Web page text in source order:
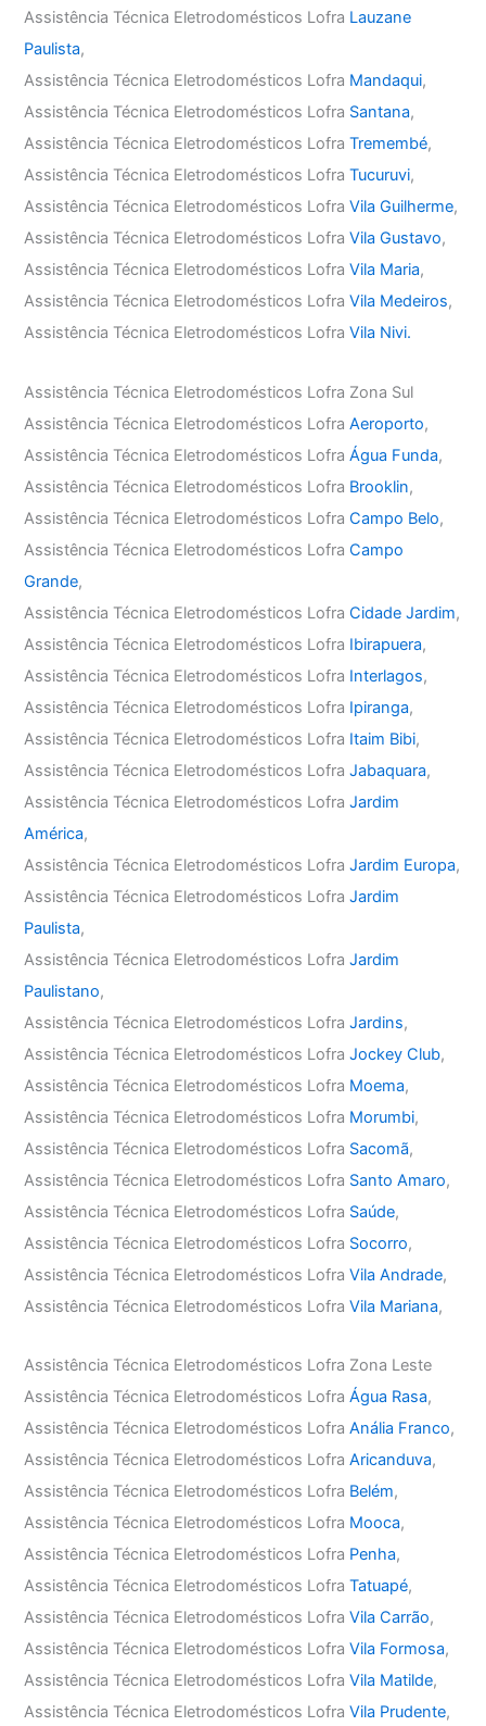
Assistência Técnica Eletrodomésticos Lofra Lauzane
Paulista,
Assistência Técnica Eletrodomésticos Lofra Mandaqui,
Assistência Técnica Eletrodomésticos Lofra Santana,
Assistência Técnica Eletrodomésticos LofraTremembé,
Assistência Técnica Eletrodomésticos LofraTucuruvi,
Assistência Técnica Eletrodomésticos LofraVila Guilherme,
Assistência Técnica Eletrodomésticos LofraVila Gustavo,
Assistência Técnica Eletrodomésticos LofraVila Maria,
Assistência Técnica Eletrodomésticos LofraVila Medeiros,
Assistência Técnica Eletrodomésticos LofraVila Nivi.
Assistência Técnica Eletrodomésticos Lofra Zona Sul
Assistência Técnica Eletrodomésticos LofraAeroporto,
Assistência Técnica Eletrodomésticos LofraÁgua Funda,
Assistência Técnica Eletrodomésticos Lofra Brooklin,
Assistência Técnica Eletrodomésticos LofraCampo Belo,
Assistência Técnica Eletrodomésticos LofraCampo
Grande,
Assistência Técnica Eletrodomésticos LofraCidade Jardim,
Assistência Técnica Eletrodomésticos Lofra Ibirapuera,
Assistência Técnica Eletrodomésticos Lofra Interlagos,
Assistência Técnica Eletrodomésticos Lofra Ipiranga,
Assistência Técnica Eletrodomésticos Lofra Itaim Bibi,
Assistência Técnica Eletrodomésticos LofraJabaquara,
Assistência Técnica Eletrodomésticos LofraJardim
América,
Assistência Técnica Eletrodomésticos LofraJardim Europa,
Assistência Técnica Eletrodomésticos LofraJardim
Paulista,
Assistência Técnica Eletrodomésticos LofraJardim
Paulistano,
Assistência Técnica Eletrodomésticos LofraJardins,
Assistência Técnica Eletrodomésticos LofraJockey Club,
Assistência Técnica Eletrodomésticos Lofra Moema,
Assistência Técnica Eletrodomésticos Lofra Morumbi,
Assistência Técnica Eletrodomésticos Lofra Sacomã,
Assistência Técnica Eletrodomésticos Lofra Santo Amaro,
Assistência Técnica Eletrodomésticos Lofra Saúde,
Assistência Técnica Eletrodomésticos Lofra Socorro,
Assistência Técnica Eletrodomésticos LofraVila Andrade,
Assistência Técnica Eletrodomésticos LofraVila Mariana,
Assistência Técnica Eletrodomésticos Lofra Zona Leste
Assistência Técnica Eletrodomésticos LofraÁgua Rasa,
Assistência Técnica Eletrodomésticos LofraAnália Franco,
Assistência Técnica Eletrodomésticos LofraAricanduva,
Assistência Técnica Eletrodomésticos Lofra Belém,
Assistência Técnica Eletrodomésticos Lofra Mooca,
Assistência Técnica Eletrodomésticos Lofra Penha,
Assistência Técnica Eletrodomésticos LofraTatuapé,
Assistência Técnica Eletrodomésticos LofraVila Carrão,
Assistência Técnica Eletrodomésticos LofraVila Formosa,
Assistência Técnica Eletrodomésticos LofraVila Matilde,
Assistência Técnica Eletrodomésticos LofraVila Prudente,